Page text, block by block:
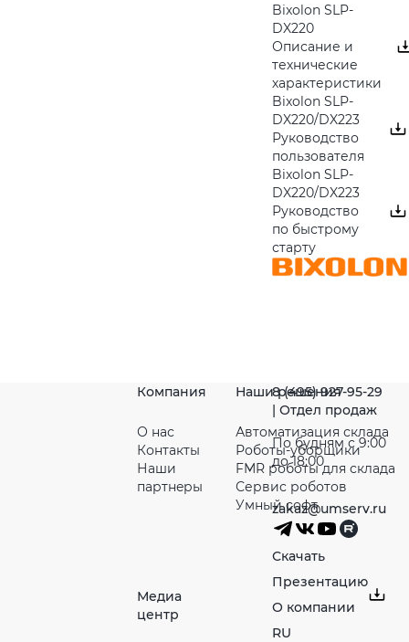
Bixolon SLP-
DX220
Описание и
технические
характеристики
Bixolon SLP-
DX220/DX223
Руководство
пользователя
Bixolon SLP-
DX220/DX223
Руководство
по быстрому
старту
Компания
О нас
Контакты
Наши
партнeры
Медиа
центр
Наши решения
Автоматизация склада
Роботы-уборщики
FMR роботы для склада
Сервис роботов
Умный софт
8 (495) 927-95-29
| Отдел продаж
По будням с 9:00
до 18:00
zakaz@umserv.ru
Скачать
Презентацию
О компании
RU